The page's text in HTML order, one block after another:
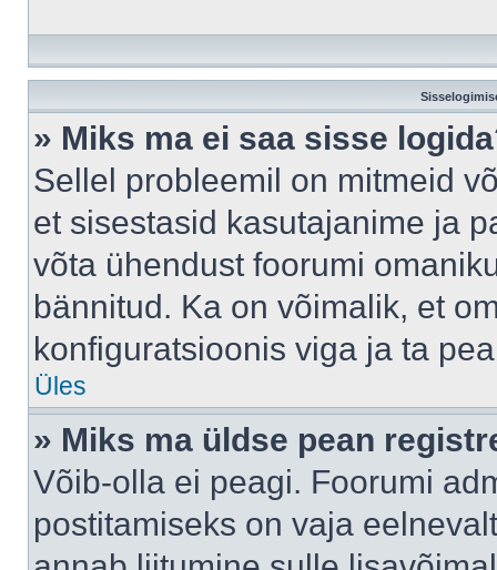
» Miks ma ei saa sisse
Sellel probleemil on mitmeid
et sisestasid kasutajanime ja
võta ühendust foorumi
bännitud. Ka on võimalik, et
konfiguratsioonis viga ja ta
Üles
» Miks ma üldse pean
Võib-olla ei peagi. Foorumi
postitamiseks on vaja